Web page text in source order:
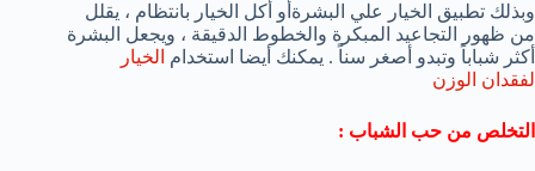
وبذلك تطبيق الخيار علي البشرةأو أكل الخيار بانتظام ، يقلل
من ظهور التجاعيد المبكرة والخطوط الدقيقة ، ويجعل البشرة
أكثر شباباً وتبدو أصغر سناً . يمكنك أيضا استخدام الخيار
لفقدان الوزن
التخلص من حب الشباب :